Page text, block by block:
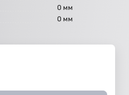
0 мм
0 мм